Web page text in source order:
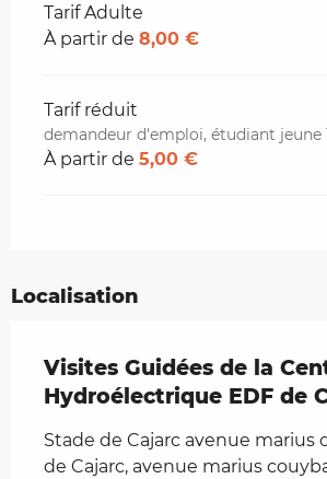
Tarifs 2026
Tarif Adulte
À partir de 8,00 €
Tarif réduit
demandeur d'emploi, étudiant jeune
À partir de 5,00 €
Localisation
Visites Guidées de la
Hydroélectrique EDF de
Stade de Cajarc avenue marius
de Cajarc, avenue marius